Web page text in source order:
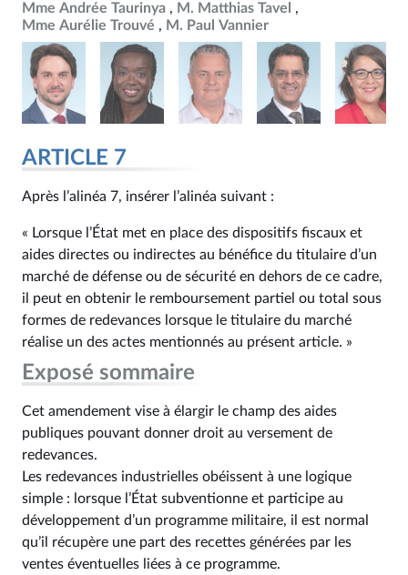
Mme Andrée Taurinya
M. Matthias Tavel
Mme Aurélie Trouvé
M. Paul Vannier
ARTICLE 7
Après l’alinéa 7, insérer l’alinéa suivant :
« Lorsque l’État met en place des dispositifs fiscaux et
aides directes ou indirectes au bénéfice du titulaire d’un
marché de défense ou de sécurité en dehors de ce cadre,
il peut en obtenir le remboursement partiel ou total sous
formes de redevances lorsque le titulaire du marché
réalise un des actes mentionnés au présent article. »
Exposé sommaire
Cet amendement vise à élargir le champ des aides
publiques pouvant donner droit au versement de
redevances.
Les redevances industrielles obéissent à une logique
simple : lorsque l’État subventionne et participe au
développement d’un programme militaire, il est normal
qu’il récupère une part des recettes générées par les
ventes éventuelles liées à ce programme.